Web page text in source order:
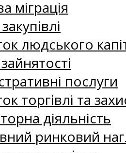
міграція
людського
послуги
торгівлі та
діяльність
ринковий